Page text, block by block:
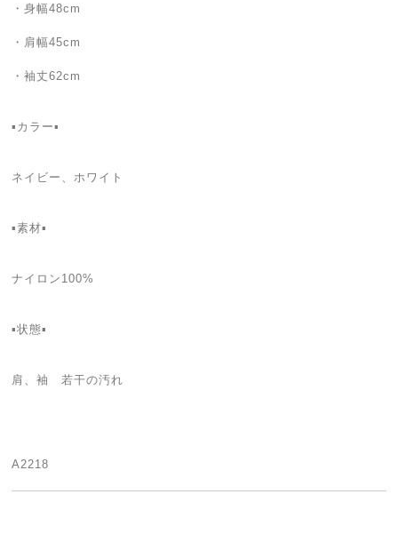
・身幅48cm
・肩幅45cm
・袖丈62cm
▪カラー▪
ネイビー、ホワイト
▪素材▪
ナイロン100%
▪状態▪
肩、袖 若干の汚れ
A2218